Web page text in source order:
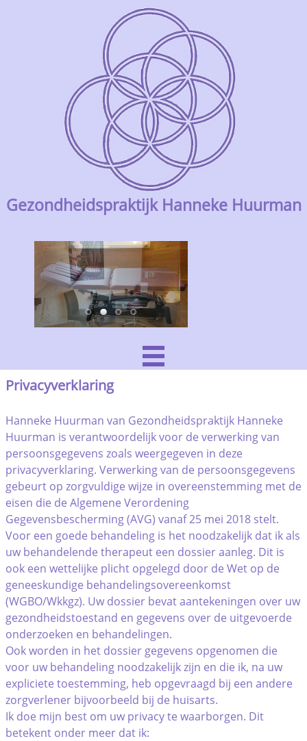
Privacyverklaring
Hanneke Huurman van Gezondheidspraktijk Hanneke
Huurman is verantwoordelijk voor de verwerking van
persoonsgegevens zoals weergegeven in deze
privacyverklaring. Verwerking van de persoonsgegevens
gebeurt op zorgvuldige wijze in overeenstemming met de
eisen die de Algemene Verordening
Gegevensbescherming (AVG) vanaf 25 mei 2018 stelt.
Voor een goede behandeling is het noodzakelijk dat ik als
uw behandelende therapeut een dossier aanleg. Dit is
ook een wettelijke plicht opgelegd door de Wet op de
geneeskundige behandelingsovereenkomst
(WGBO/Wkkgz). Uw dossier bevat aantekeningen over uw
gezondheidstoestand en gegevens over de uitgevoerde
onderzoeken en behandelingen.
Ook worden in het dossier gegevens opgenomen die
voor uw behandeling noodzakelijk zijn en die ik, na uw
expliciete toestemming, heb opgevraagd bij een andere
zorgverlener bijvoorbeeld bij de huisarts.
Ik doe mijn best om uw privacy te waarborgen. Dit
betekent onder meer dat ik:
Gezondheidspraktijk Hanneke Huurman